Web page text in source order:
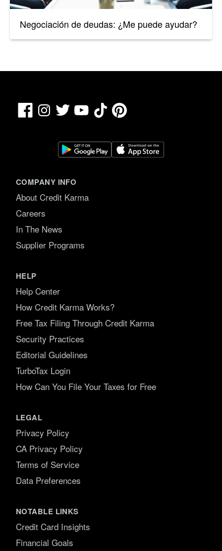
Negociación de deudas: ¿Me puede ayudar?
FacebookInstagram
Twitter YouTubeTikTokPinterest
COMPANY INFO
About Credit Karma
Careers
In The News
Supplier Programs
HELP
Help Center
How Credit Karma Works?
Free Tax Filing Through Credit Karma
Security Practices
Editorial Guidelines
TurboTax Login
How Can You File Your Taxes for Free
LEGAL
Privacy Policy
CA Privacy Policy
Terms of Service
Data Preferences
NOTABLE LINKS
Credit Card Insights
Financial Goals